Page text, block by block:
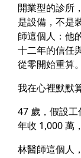
開業型的診所
是設備，不是
師這個人 ：他
十二年的信任
從零開始重算。
我在心裡默默
47 歲，假設工
年收 1,000
林醫師這個人